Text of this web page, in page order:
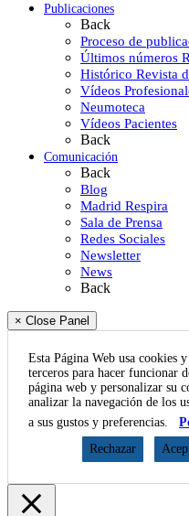
Publicaciones
Back
Proceso de
Últimos números
Histórico Revista
Vídeos
Neumoteca
Vídeos Pacientes
Back
Comunicación
Back
Blog
Madrid Respira
Sala de Prensa
Redes Sociales
Newsletter
News
Back
× Close Panel
Esta Página Web usa cookies
terceros para hacer funcionar
página web y personalizar su
analizar la navegación de los
a sus gustos y preferencias.
Rechazar